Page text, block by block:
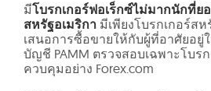
มีโบรกเกอร์ฟอเร็กซ์ไม่มากนักที่ย
สหรัฐอเมริกา มีเพียงโบรกเกอร์ส
เสนอการซื้อขายให้กับผู้ที่อาศัยอยู่
บัญชี PAMM ตรวจสอบเฉพาะโบร
ควบคุมอย่าง Forex.com